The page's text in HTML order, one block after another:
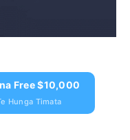
Free $10,000
Hunga Timata